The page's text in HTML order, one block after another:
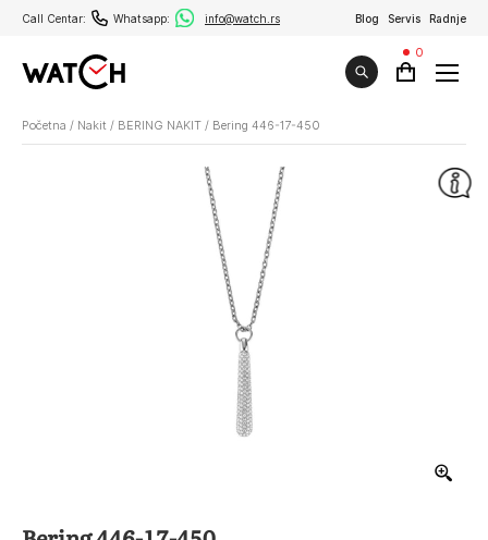
Call Centar: Whatsapp: info@watch.rs Blog Servis Radnje
0
Početna / Nakit / BERING NAKIT / Bering 446-17-450